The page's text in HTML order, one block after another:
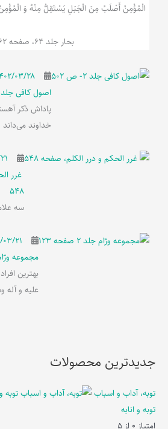
الْمُؤْمِنُ‌ أَصْلَبُ‌ مِنَ‌ الْجَبَلِ‌ یَسْتَقِلُّ مِنْهُ وَ
بحار جلد 64، صفحه 362
۱۴۰۲/۰۳/
اصول کافی جلد 2- ص
پاداش ذکر
خداوند می‌داند
غرر
548
سه
۱۴۰۲/
مجموعه ورّام جلد
بهترین
علیه و
جدیدترین محصولات
توبه، آداب و اسباب
توبه و انابه
امتیاز 0 از 5